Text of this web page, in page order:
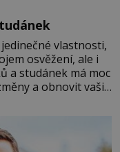
vlastnosti,
osvěžení, ale i
a studánek má moc
a obnovit vaši
do svého života